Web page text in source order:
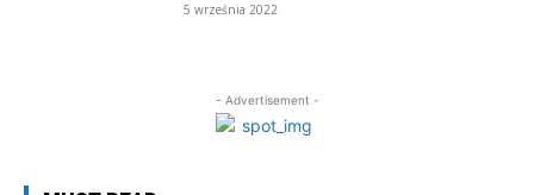
5 września 2022
- Advertisement -